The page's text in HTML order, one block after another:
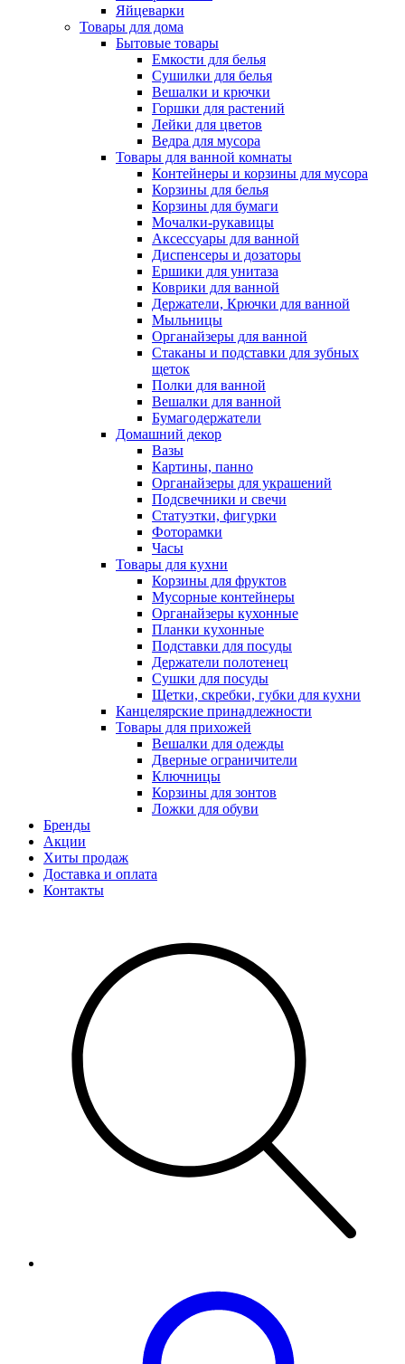
Яйцеварки
Товары для дома
Бытовые товары
Емкости для белья
Сушилки для белья
Вешалки и крючки
Горшки для растений
Лейки для цветов
Ведра для мусора
Товары для ванной комнаты
Контейнеры и корзины для мусора
Корзины для белья
Корзины для бумаги
Мочалки-рукавицы
Аксессуары для ванной
Диспенсеры и дозаторы
Ершики для унитаза
Коврики для ванной
Держатели, Крючки для ванной
Мыльницы
Органайзеры для ванной
Стаканы и подставки для зубных
щеток
Полки для ванной
Вешалки для ванной
Бумагодержатели
Домашний декор
Вазы
Картины, панно
Органайзеры для украшений
Подсвечники и свечи
Статуэтки, фигурки
Фоторамки
Часы
Товары для кухни
Корзины для фруктов
Мусорные контейнеры
Органайзеры кухонные
Планки кухонные
Подставки для посуды
Держатели полотенец
Сушки для посуды
Щетки, скребки, губки для кухни
Канцелярские принадлежности
Товары для прихожей
Вешалки для одежды
Дверные ограничители
Ключницы
Корзины для зонтов
Ложки для обуви
Бренды
Акции
Хиты продаж
Доставка и оплата
Контакты